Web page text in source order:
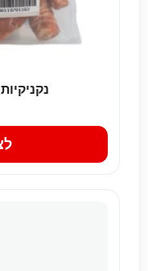
נקניקיות